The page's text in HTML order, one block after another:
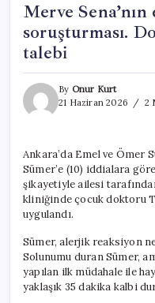
Merve
soruşturması.
talebi
By Onur Kurt
21 Haziran 2026
2
Ankara’da Emel ve Ömer
Sümer’e (10) iddialara
şikayetiyle ailesi
kliniğinde çocuk doktoru
uygulandı.
Sümer, alerjik reaksiyon
Solunumu duran Sümer,
yapılan ilk müdahale ile
yaklaşık 35 dakika kalbi